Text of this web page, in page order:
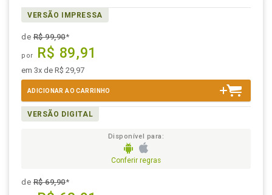
VERSÃO IMPRESSA
deR$ 99,90*
por R$ 89,91
em 3x de R$ 29,97
ADICIONAR AO CARRINHO
VERSÃO DIGITAL
Disponível para:
Conferir regras
deR$ 69,90*